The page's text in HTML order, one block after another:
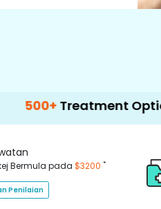
Treatment Options
Bermula pada $3200 *
Penilaian